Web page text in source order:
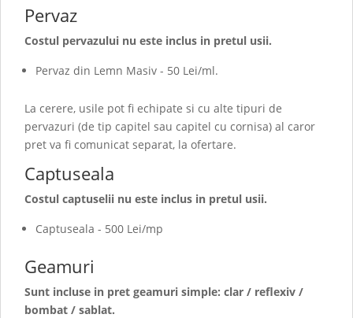
Pervaz
Costul pervazului nu este inclus in pretul usii.
Pervaz din Lemn Masiv - 50 Lei/ml.
La cerere, usile pot fi echipate si cu alte tipuri de
pervazuri (de tip capitel sau capitel cu cornisa) al caror
pret va fi comunicat separat, la ofertare.
Captuseala
Costul captuselii nu este inclus in pretul usii.
Captuseala - 500 Lei/mp
Geamuri
Sunt incluse in pret geamuri simple: clar / reflexiv /
bombat / sablat.